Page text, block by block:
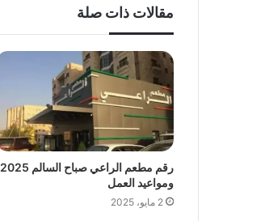
مقالات ذات صلة
رقم مطعم الراعي صباح السالم 2025
ومواعيد العمل
2 مايو، 2025